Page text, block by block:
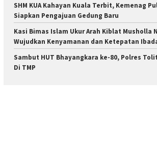
SHM KUA Kahayan Kuala Terbit, Kemenag
Siapkan Pengajuan Gedung Baru
Kasi Bimas Islam Ukur Arah Kiblat Musholla
Wujudkan Kenyamanan dan Ketepatan
Sambut HUT Bhayangkara ke-80, Polres
Di TMP